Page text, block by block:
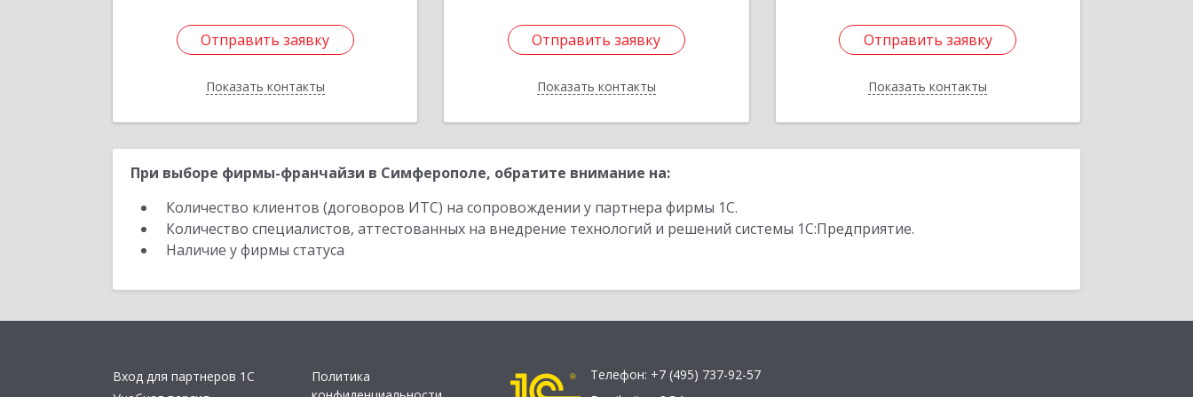
Отправить заявку
Показать контакты
Отправить заявку
Назад
Отправить заявку
Показать контакты
Отправить заявку
Назад
Отправить заявку
Показать контакты
Отправить заявку
Назад
При выборе фирмы-франчайзи в Симферополе, обратите внимание на:
Количество клиентов (договоров ИТС) на сопровождении у партнера фирмы 1С.
Количество специалистов, аттестованных на внедрение технологий и решений системы 1С:Предприятие.
Наличие у фирмы статуса
Вход для партнеров 1С
Политика
Телефон: +7 (495) 737-92-57